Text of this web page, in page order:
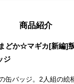
商品紹介
どか☆マギカ[新編]
ジ
缶バッジ。2人組の絵